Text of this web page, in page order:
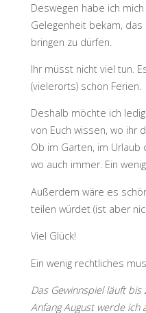
Deswegen habe ich
Gelegenheit bekam, das
bringen zu dürfen.
Ihr müsst nicht viel tun.
(vielerorts) schon Ferien.
Deshalb möchte ich
von Euch wissen, wo ihr
Ob im Garten, im
wo auch immer. Ein
Außerdem wäre es
teilen würdet (ist aber
Viel Glück!
Ein wenig rechtliches
Das Gewinnspiel läuft bis
Anfang August werde ich